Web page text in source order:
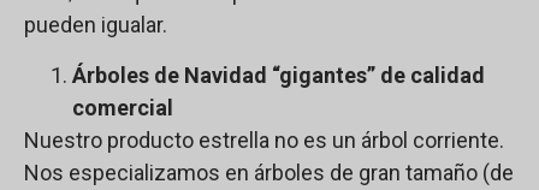
pueden igualar.
Árboles de Navidad “gigantes” de calidad
comercial
Nuestro producto estrella no es un árbol corriente.
Nos especializamos en árboles de gran tamaño (de